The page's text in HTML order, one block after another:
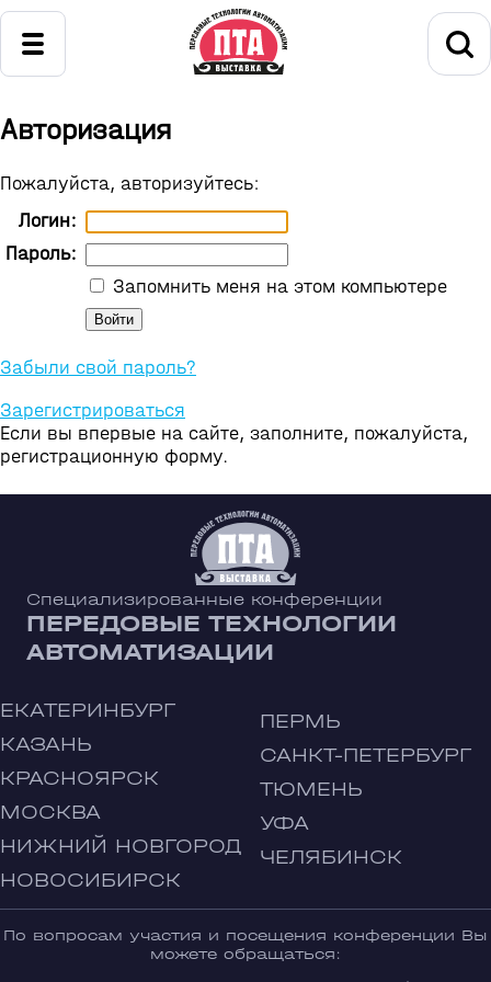
Авторизация
Пожалуйста, авторизуйтесь:
Логин:
Пароль:
Запомнить меня на этом компьютере
Забыли свой пароль?
Зарегистрироваться
Если вы впервые на сайте, заполните, пожалуйста,
регистрационную форму.
Специализированные конференции
ПЕРЕДОВЫЕ ТЕХНОЛОГИИ
АВТОМАТИЗАЦИИ
ЕКАТЕРИНБУРГ
КАЗАНЬ
КРАСНОЯРСК
МОСКВА
НИЖНИЙ НОВГОРОД
НОВОСИБИРСК
ПЕРМЬ
САНКТ-ПЕТЕРБУРГ
ТЮМЕНЬ
УФА
ЧЕЛЯБИНСК
По вопросам участия и посещения конференции Вы
можете обращаться: